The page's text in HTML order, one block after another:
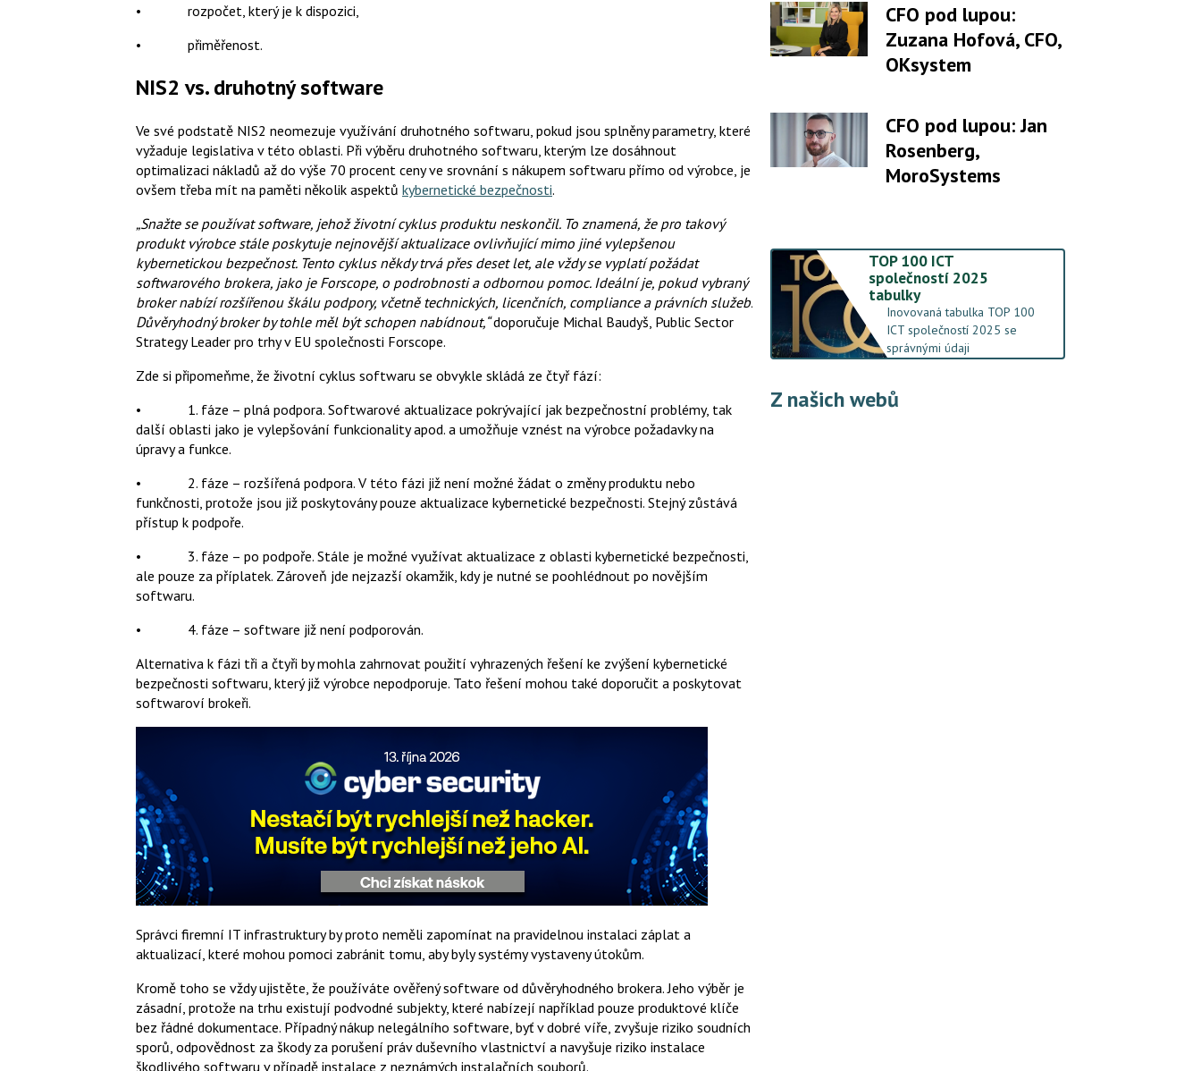
• rozpočet, který je k dispozici,
• přiměřenost.
NIS2 vs. druhotný software
Ve své podstatě NIS2 neomezuje využívání druhotného softwaru, pokud jsou splněny parametry, které
vyžaduje legislativa v této oblasti. Při výběru druhotného softwaru, kterým lze dosáhnout
optimalizaci nákladů až do výše 70 procent ceny ve srovnání s nákupem softwaru přímo od výrobce, je
ovšem třeba mít na paměti několik aspektů kybernetické bezpečnosti.
„Snažte se používat software, jehož životní cyklus produktu neskončil. To znamená, že pro takový
produkt výrobce stále poskytuje nejnovější aktualizace ovlivňující mimo jiné vylepšenou
kybernetickou bezpečnost. Tento cyklus někdy trvá přes deset let, ale vždy se vyplatí požádat
softwarového brokera, jako je Forscope, o podrobnosti a odbornou pomoc. Ideální je, pokud vybraný
broker nabízí rozšířenou škálu podpory, včetně technických, licenčních, compliance a právních služeb.
Důvěryhodný broker by tohle měl být schopen nabídnout,“doporučuje Michal Baudyš, Public Sector
Strategy Leader pro trhy v EU společnosti Forscope.
Zde si připomeňme, že životní cyklus softwaru se obvykle skládá ze čtyř fází:
• 1. fáze – plná podpora. Softwarové aktualizace pokrývající jak bezpečnostní problémy, tak
další oblasti jako je vylepšování funkcionality apod. a umožňuje vznést na výrobce požadavky na
úpravy a funkce.
• 2. fáze – rozšířená podpora. V této fázi již není možné žádat o změny produktu nebo
funkčnosti, protože jsou již poskytovány pouze aktualizace kybernetické bezpečnosti. Stejný zůstává
přístup k podpoře.
• 3. fáze – po podpoře. Stále je možné využívat aktualizace z oblasti kybernetické bezpečnosti,
ale pouze za příplatek. Zároveň jde nejzazší okamžik, kdy je nutné se poohlédnout po novějším
softwaru.
• 4. fáze – software již není podporován.
Alternativa k fázi tři a čtyři by mohla zahrnovat použití vyhrazených řešení ke zvýšení kybernetické
bezpečnosti softwaru, který již výrobce nepodporuje. Tato řešení mohou také doporučit a poskytovat
softwaroví brokeři.
Správci firemní IT infrastruktury by proto neměli zapomínat na pravidelnou instalaci záplat a
aktualizací, které mohou pomoci zabránit tomu, aby byly systémy vystaveny útokům.
Kromě toho se vždy ujistěte, že používáte ověřený software od důvěryhodného brokera. Jeho výběr je
zásadní, protože na trhu existují podvodné subjekty, které nabízejí například pouze produktové klíče
bez řádné dokumentace. Případný nákup nelegálního software, byť v dobré víře, zvyšuje riziko soudních
sporů, odpovědnost za škody za porušení práv duševního vlastnictví a navyšuje riziko instalace
škodlivého softwaru v případě instalace z neznámých instalačních souborů.
CFO pod lupou:
Zuzana Hofová, CFO,
OKsystem
CFO pod lupou: Jan
Rosenberg,
MoroSystems
TOP 100 ICT
společností 2025
tabulky
Inovovaná tabulka TOP 100
ICT společností 2025 se
správnými údaji
Z našich webů